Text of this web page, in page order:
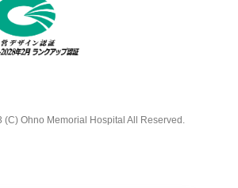
(C) Ohno Memorial Hospital All Reserved.